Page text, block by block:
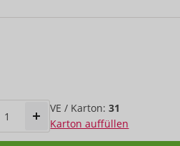
VE / Karton:31
Karton auffüllen